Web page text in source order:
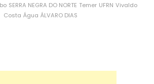
SERRA NEGRA DO NORTE Temer UFRN Vivaldo
Costa Água ÁLVARO DIAS